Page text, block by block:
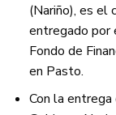
(Nariño), es el
entregado por
Fondo de
en Pasto.
Con la entrega